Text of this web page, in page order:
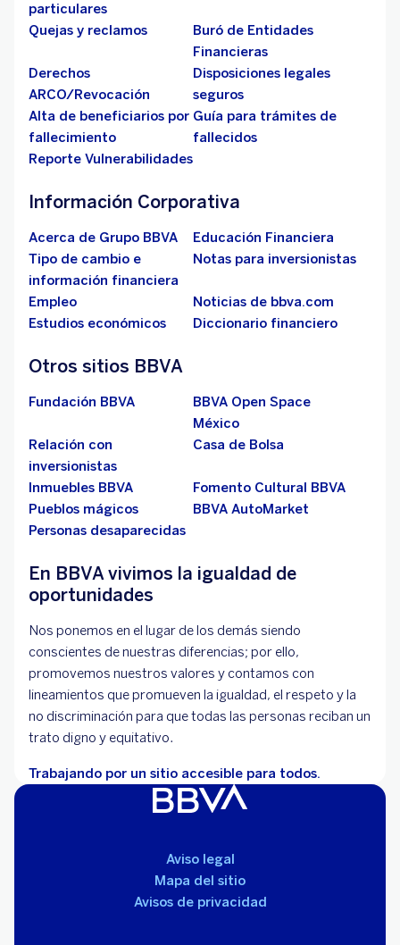
particulares
Quejas y reclamos
Buró de Entidades
Financieras
Derechos
ARCO/Revocación
Disposiciones legales
seguros
Alta de beneficiarios por
fallecimiento
Guía para trámites de
fallecidos
Reporte Vulnerabilidades
Información Corporativa
Acerca de Grupo BBVA
Educación Financiera
Tipo de cambio e
información financiera
Notas para inversionistas
Empleo
Noticias de bbva.com
Estudios económicos
Diccionario financiero
Otros sitios BBVA
Fundación BBVA
BBVA Open Space
México
Relación con
inversionistas
Casa de Bolsa
Inmuebles BBVA
Fomento Cultural BBVA
Pueblos mágicos
BBVA AutoMarket
Personas desaparecidas
En BBVA vivimos la igualdad de
oportunidades
Nos ponemos en el lugar de los demás siendo
conscientes de nuestras diferencias; por ello,
promovemos nuestros valores y contamos con
lineamientos que promueven la igualdad, el respeto y la
no discriminación para que todas las personas reciban un
trato digno y equitativo.
Trabajando por un sitio accesible para todos.
Aviso legal
Mapa del sitio
Avisos de privacidad